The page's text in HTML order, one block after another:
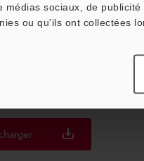
médias sociaux, de
ou qu'ils ont collectées
IoT par capteurs pour